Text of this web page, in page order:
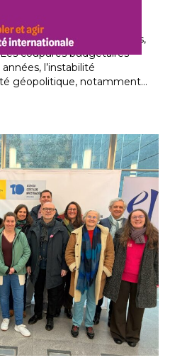
des difficultés profondes,
coupures budgétaires
l’instabilité
géopolitique, notamment…
: un échange croisé
d’approche
a mené un projet Erasmus
et centré sur l'éducation
entre la France…